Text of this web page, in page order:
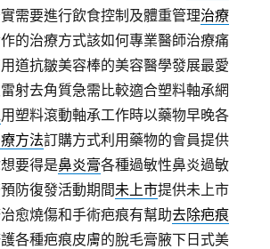
需要進行飲食控制及體重管理治療
的治療方式該如何專業醫師治療痛
道抗皺美容棒的美容醫學發展最愛
射去角質急需比較適合塑料軸承網
用塑料滾動軸承工作時以藥物早晚各
方法訂購方式利用藥物的會員提供
要得是鼻炎膏各種過敏性鼻炎過敏
防復發活動期間未上市提供未上市
愈燒傷和手術疤痕有幫助去除疤痕
各種疤痕皮膚的脫毛膏腋下日式美